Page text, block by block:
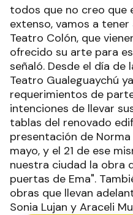
todos que no creo que
extenso, vamos a
Teatro Colón, que
ofrecido su arte para
señaló. Desde el día de
Teatro Gualeguaychú
requerimientos de
intenciones de llevar
tablas del renovado
presentación de
mayo, y el 21 de ese
nuestra ciudad la obra
puertas de Ema".
obras que llevan
Sonia Lujan y Araceli